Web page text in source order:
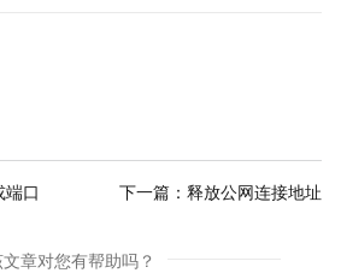
口 下一篇： 释放公网连接地址
章对您有帮助吗？